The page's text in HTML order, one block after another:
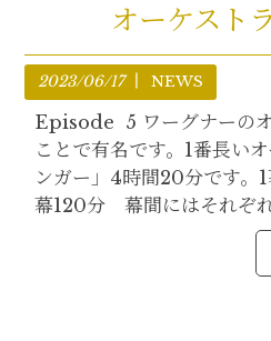
オーケスト
2023/06/17 NEWS
Episode 5 ワーグナーの
ことで有名です。1番長い
ンガー」4時間20分です
幕120分 幕間にはそれぞ